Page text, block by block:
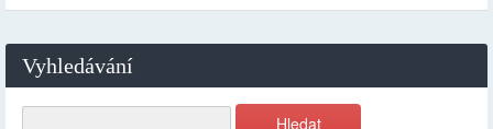
Vyhledávání